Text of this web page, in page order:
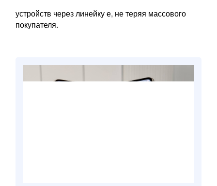
устройств через линейку e, не теряя массового
покупателя.